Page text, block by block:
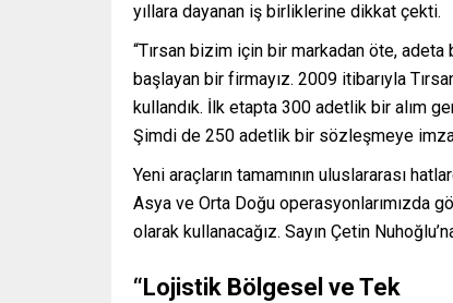
yıllara dayanan iş birliklerine dikkat çekti.
“Tırsan bizim için bir markadan öte,
başlayan bir firmayız. 2009 itibarıyla
kullandık. İlk etapta 300 adetlik bir alım
Şimdi de 250 adetlik bir sözleşmeye
Yeni araçların tamamının uluslararası
Asya ve Orta Doğu operasyonlarımızda
olarak kullanacağız. Sayın Çetin
“Lojistik Bölgesel ve Tek